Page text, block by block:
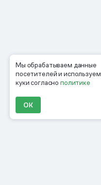
Мы обрабатываем данные
посетителей и используем
куки согласнополитике
ОК